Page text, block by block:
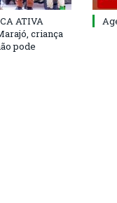
ATIVA
criança
pode